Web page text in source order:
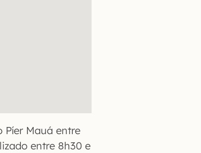
Mauá entre
entre 8h30 e